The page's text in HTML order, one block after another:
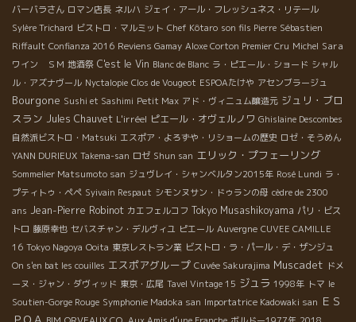
バーバラさん ロマン店長 ネルハ ジェイ・アール・フレッシュネス・リテール
Sylère Trichard ビストロ・マルミット Chef Kôtaro son fils Pierre Sébastien
Riffault Confianza 2016 Reviens Gamay Aloxe Corton Premier Cru Michel Sara
ワイン ＳＭ 地酒祭 C'est le Vin Blanc de Blanc ラ・ピエール・ショード シャル
ル・アズナヴール Nyctalopie Clos de Vougeot ESPOAたけや アセンブラージュ
Bourgone Sushi et Sashimi Petit Max アド・ヴィニュム醸造元 ジュリ・ブロ
スラン Jules Chauvet L'irréel ピエール・オヴェルノワ Ghislaine Descombes
自然派ビストロ・Matsuki エスポア・よろずや・リショームの歴史 ロゼ・そうめん
YANN DURIEUX Takema-san ロゼ Shun san エリック・プフェーリング
Sommelier Matsumoto san ジュヴレイ・シャンベルタン2015年 Rosé Lundi ラ・
プティトゥ・ペペ Syivain Respaut シモンヌサン・ドゥランの母 cèdre de 2300
ans Jean-Pierre Robinot カエフェルコフ Tokyo Musashikoyama パリ・ビス
トロ 藤原幸也 セバスチャン・デルヴィユ ピエール Auvergne CUVEE CAMILLE
16 Tokyo Nagoya Ooita 東京レストラン業 ビストロ・ラ・パール・デ・ザンジュ
On s'en bat les couilles エスポアグループ Cuvée Sakurajima Muscadet ドメ
ーヌ・ジャン・ダヴィッド 東京・広尾 Tavel Vintage 15 ジュラ 1998年 トマ le
Soutien-Gorge Rouge Symphonie Madoka san Importatrice Kadowaki san ＥＳ